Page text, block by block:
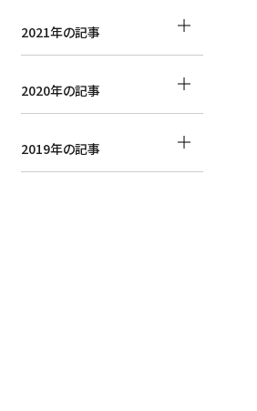
2021年の記事
2020年の記事
2019年の記事